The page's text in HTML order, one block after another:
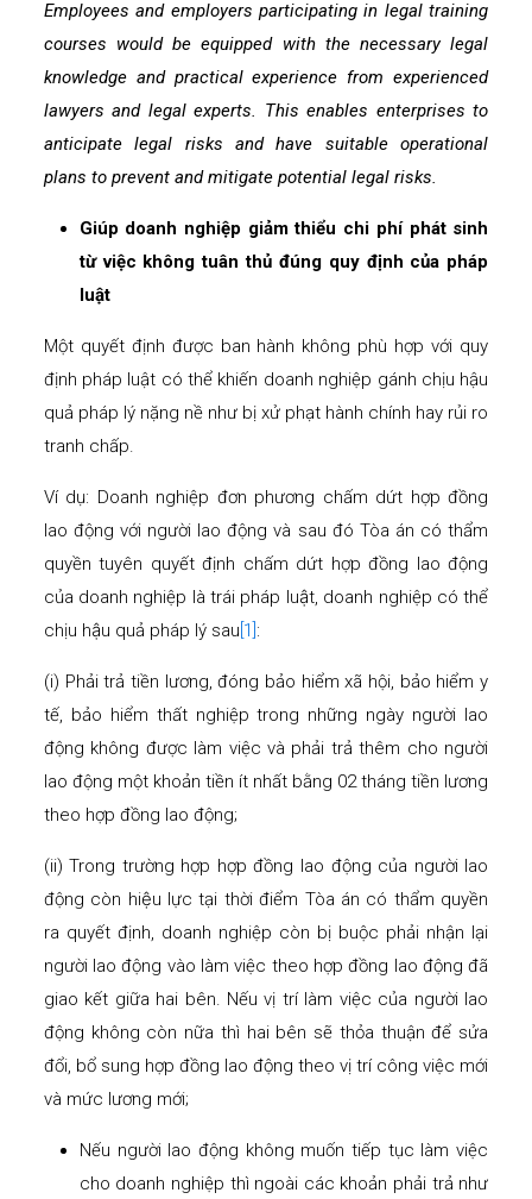
Employees and employers participating in legal training
courses would be equipped with the necessary legal
knowledge and practical experience from experienced
lawyers and legal experts. This enables enterprises to
anticipate legal risks and have suitable operational
plans to prevent and mitigate potential legal risks.
Giúp doanh nghiệp giảm thiểu chi phí phát sinh
từ việc không tuân thủ đúng quy định của pháp
luật
Một quyết định được ban hành không phù hợp với quy
định pháp luật có thể khiến doanh nghiệp gánh chịu hậu
quả pháp lý nặng nề như bị xử phạt hành chính hay rủi ro
tranh chấp.
Ví dụ: Doanh nghiệp đơn phương chấm dứt hợp đồng
lao động với người lao động và sau đó Tòa án có thẩm
quyền tuyên quyết định chấm dứt hợp đồng lao động
của doanh nghiệp là trái pháp luật, doanh nghiệp có thể
chịu hậu quả pháp lý sau [1] :
(i) Phải trả tiền lương, đóng bảo hiểm xã hội, bảo hiểm y
tế, bảo hiểm thất nghiệp trong những ngày người lao
động không được làm việc và phải trả thêm cho người
lao động một khoản tiền ít nhất bằng 02 tháng tiền lương
theo hợp đồng lao động;
(ii) Trong trường hợp hợp đồng lao động của người lao
động còn hiệu lực tại thời điểm Tòa án có thẩm quyền
ra quyết định, doanh nghiệp còn bị buộc phải nhận lại
người lao động vào làm việc theo hợp đồng lao động đã
giao kết giữa hai bên. Nếu vị trí làm việc của người lao
động không còn nữa thì hai bên sẽ thỏa thuận để sửa
đổi, bổ sung hợp đồng lao động theo vị trí công việc mới
và mức lương mới;
Nếu người lao động không muốn tiếp tục làm việc
cho doanh nghiệp thì ngoài các khoản phải trả như